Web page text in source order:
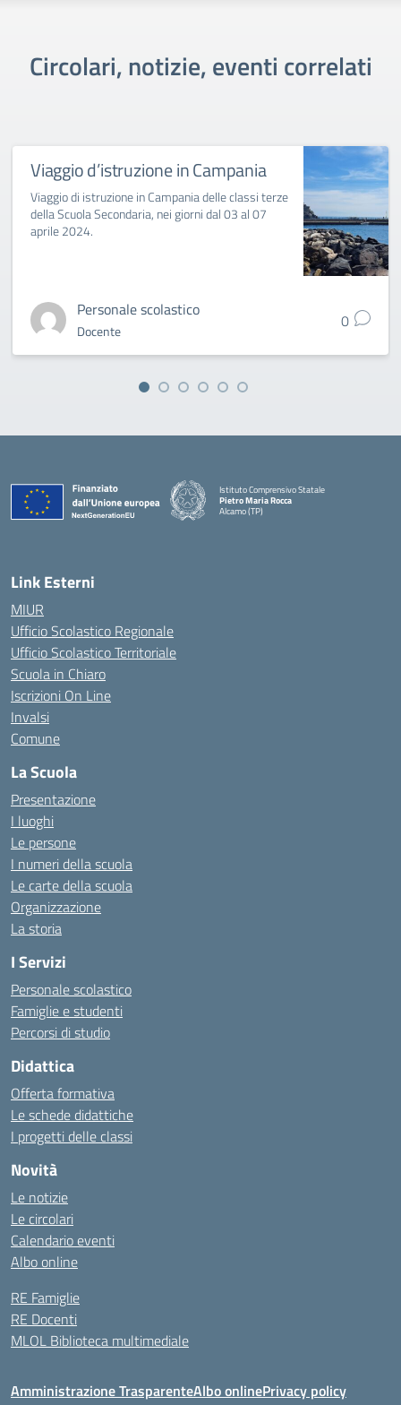
Circolari, notizie, eventi correlati
Viaggio d’istruzione in Campania
Viaggio di istruzione in Campania delle classi terze
della Scuola Secondaria, nei giorni dal 03 al 07
aprile 2024.
Personale scolastico
Docente 0
Istituto Comprensivo Statale
Pietro Maria Rocca
Alcamo (TP)
Link Esterni
MIUR
Ufficio Scolastico Regionale
Ufficio Scolastico Territoriale
Scuola in Chiaro
Iscrizioni On Line
Invalsi
Comune
La Scuola
Presentazione
I luoghi
Le persone
I numeri della scuola
Le carte della scuola
Organizzazione
La storia
I Servizi
Personale scolastico
Famiglie e studenti
Percorsi di studio
Didattica
Offerta formativa
Le schede didattiche
I progetti delle classi
Novità
Le notizie
Le circolari
Calendario eventi
Albo online
RE Famiglie
RE Docenti
MLOL Biblioteca multimediale
Amministrazione TrasparenteAlbo onlinePrivacy policy